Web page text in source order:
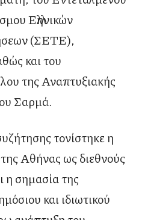
Ελληνικών
(ΣΕΤΕ),
και του
της Αναπτυξιακής
Σαρμά.
τονίστηκε η
Αθήνας ως διεθνούς
η σημασία της
και ιδιωτικού